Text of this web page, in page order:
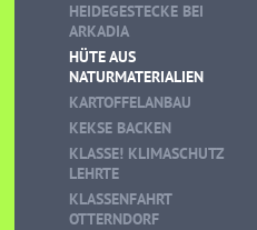
HEIDEGESTECKE BEI
ARKADIA
HÜTE AUS
NATURMATERIALIEN
KARTOFFELANBAU
KEKSE BACKEN
KLASSE! KLIMASCHUTZ
LEHRTE
KLASSENFAHRT
OTTERNDORF